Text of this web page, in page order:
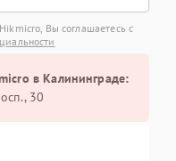
Вы соглашаетесь с
в Калининграде:
30